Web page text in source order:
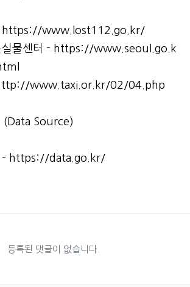
https://www.lost112.go.kr/
물센터 - https://www.seoul.go.k
www.taxi.or.kr/02/04.php
(Data Source)
- https://data.go.kr/
등록된 댓글이 없습니다.